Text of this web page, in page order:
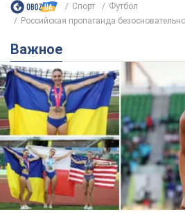
Спорт
Футбол
Российская пропаганда
Важное